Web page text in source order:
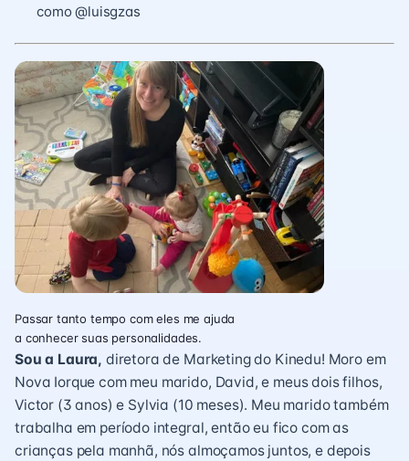
como @luisgzas
Passar tanto tempo com eles me ajuda
a conhecer suas personalidades.
Sou a Laura, diretora de Marketing do Kinedu! Moro em
Nova Iorque com meu marido, David, e meus dois filhos,
Victor (3 anos) e Sylvia (10 meses). Meu marido também
trabalha em período integral, então eu fico com as
crianças pela manhã, nós almoçamos juntos, e depois